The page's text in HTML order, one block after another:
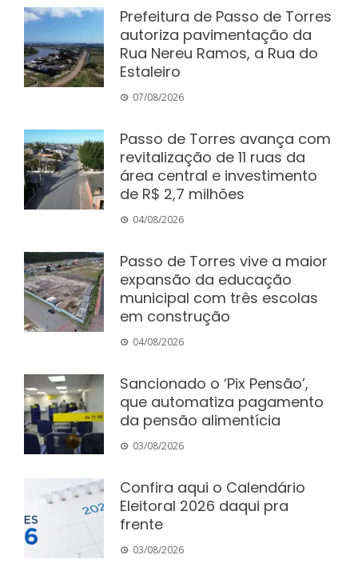
Prefeitura de Passo de Torres
autoriza pavimentação da
Rua Nereu Ramos, a Rua do
Estaleiro
07/08/2026
Passo de Torres avança com
revitalização de 11 ruas da
área central e investimento
de R$ 2,7 milhões
04/08/2026
Passo de Torres vive a maior
expansão da educação
municipal com três escolas
em construção
04/08/2026
Sancionado o ‘Pix Pensão’,
que automatiza pagamento
da pensão alimentícia
03/08/2026
Confira aqui o Calendário
Eleitoral 2026 daqui pra
frente
03/08/2026